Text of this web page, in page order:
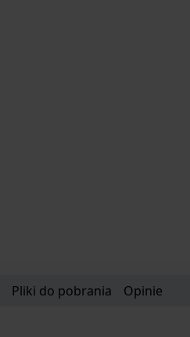
Pliki do pobrania Opinie